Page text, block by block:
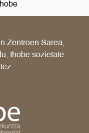
Zentroen Sarea,
Ihobe sozietate